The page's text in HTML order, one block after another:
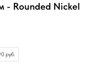
- Rounded Nickel
руб.